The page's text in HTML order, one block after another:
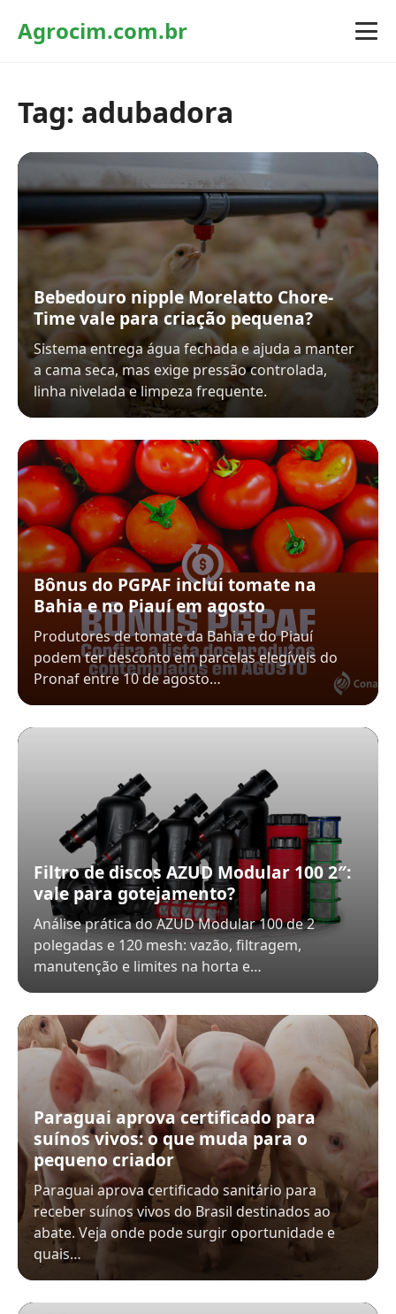
Agrocim.com.br
Tag: adubadora
Bebedouro nipple Morelatto Chore-
Time vale para criação pequena?
Sistema entrega água fechada e ajuda a manter
a cama seca, mas exige pressão controlada,
linha nivelada e limpeza frequente.
Bônus do PGPAF inclui tomate na
Bahia e no Piauí em agosto
Produtores de tomate da Bahia e do Piauí
podem ter desconto em parcelas elegíveis do
Pronaf entre 10 de agosto…
Filtro de discos AZUD Modular 100 2″:
vale para gotejamento?
Análise prática do AZUD Modular 100 de 2
polegadas e 120 mesh: vazão, filtragem,
manutenção e limites na horta e…
Paraguai aprova certificado para
suínos vivos: o que muda para o
pequeno criador
Paraguai aprova certificado sanitário para
receber suínos vivos do Brasil destinados ao
abate. Veja onde pode surgir oportunidade e
quais…